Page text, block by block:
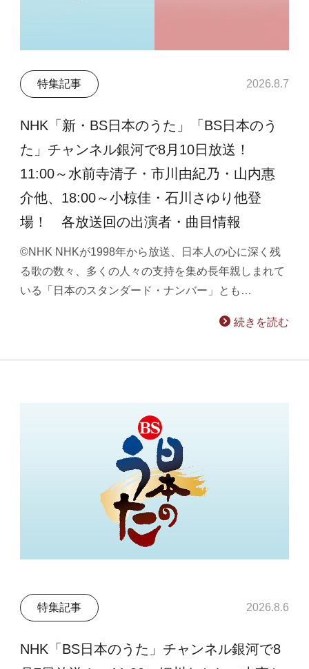
特集記事 2026.8.7
NHK「新・BS日本のうた」「BS日本のう
た」チャンネル銀河で8月10日放送！
11:00～水前寺清子・市川由紀乃・山内惠
介他、18:00～小椋佳・石川さゆり他登
場！ 各放送回の出演者・曲目情報
©NHK NHKが1998年から放送、日本人の心に深く残
る歌の数々、多くの人々の支持を集め長年親しまれて
いる「日本のスタンダード・ナンバー」とも…
続きを読む
特集記事 2026.8.6
NHK「BS日本のうた」チャンネル銀河で8